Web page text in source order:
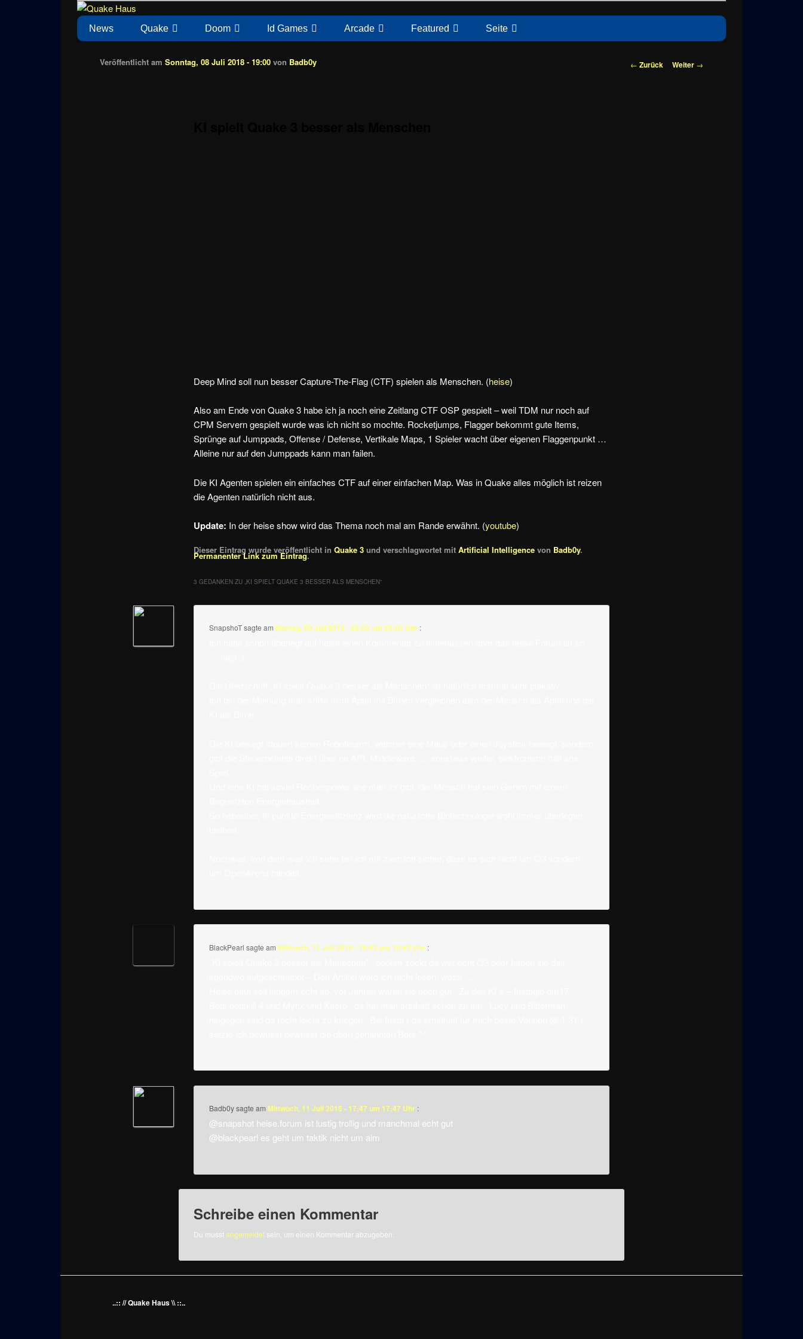
Quake Haus
News zu Quake, Doom, FPS, Arcade
Hauptmenü
News Quake Doom Id Games Arcade Featured Seite
Beitragsnavigation
← Zurück Weiter →
Veröffentlicht amSonntag, 08 Juli 2018 - 19:00 von Badb0y
Deep Mind soll nun besser Capture-The-Flag (CTF) spielen als Menschen. (heise)
Also am Ende von Quake 3 habe ich ja noch eine Zeitlang CTF OSP gespielt – weil TDM nur noch auf
CPM Servern gespielt wurde was ich nicht so mochte. Rocketjumps, Flagger bekommt gute Items,
Sprünge auf Jumppads, Offense / Defense, Vertikale Maps, 1 Spieler wacht über eigenen Flaggenpunkt …
Alleine nur auf den Jumppads kann man failen.
Die KI Agenten spielen ein einfaches CTF auf einer einfachen Map. Was in Quake alles möglich ist reizen
die Agenten natürlich nicht aus.
Update: In der heise show wird das Thema noch mal am Rande erwähnt. (youtube)
Dieser Eintrag wurde veröffentlicht inQuake 3 und verschlagwortet mitArtificial Intelligence von Badb0y.
Permanenter Link zum Eintrag.
3 GEDANKEN ZU „ KI SPIELT QUAKE 3 BESSER ALS MENSCHEN“
SnapshoTsagte am Montag, 09 Juli 2018 - 23:05 um 23:05 Uhr :
BlackPearl sagte am Mittwoch, 11 Juli 2018 - 10:43 um 10:43 Uhr :
Badb0ysagte am Mittwoch, 11 Juli 2018 - 17:47 um 17:47 Uhr :
@snapshot heise.forum ist lustig trollig und manchmal echt gut
@blackpearl es geht um taktik nicht um aim
Schreibe einen Kommentar
Du musstangemeldet sein, um einen Kommentar abzugeben.
..:: // Quake Haus \\ ::..